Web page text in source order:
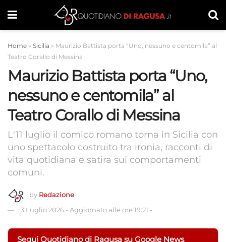
Home » Sicilia » Maurizio Battista porta “Uno, nessuno e centomila” al
Teatro Corallo di Messina
Maurizio Battista porta “Uno,
nessuno e centomila” al
Teatro Corallo di Messina
L'11 luglio il comico romano torna in Sicilia con
uno spettacolo costruito tra ironia, racconti di
vita quotidiana e satira sui comportamenti
comuni.
by Redazione
3 Luglio 2026 - Aggiornato alle ore 19:21 -
Segui Quotidiano di Ragusa su Google News